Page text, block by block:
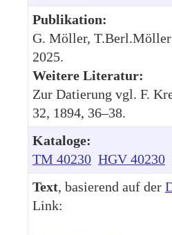
Publikation:
G. Möller,
2025.
Weitere Literatur:
Zur Datierung vgl. F.
32, 1894, 36–38.
Kataloge:
TM 40230 HGV 40230
Text, basierend auf der
Link: